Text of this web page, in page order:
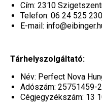
Cím: 2310
Telefon: 06 24 525 230
E-mail:
Tárhelyszolgáltató:
Név: Perfect Nova
Adószám: 25751459-
Cégjegyzékszám: 13